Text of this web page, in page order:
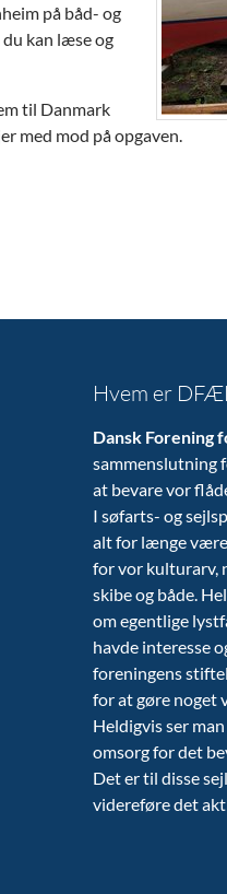
på båd- og
du kan læse og
til Danmark
med mod på opgaven.
Hvem er
Dansk
sammenslutning
at bevare vor
I søfarts- og
alt for længe
for vor kulturarv,
skibe og både.
om egentlige
havde interesse
foreningens
for at gøre noget
Heldigvis ser
omsorg for det
Det er til disse
videreføre det